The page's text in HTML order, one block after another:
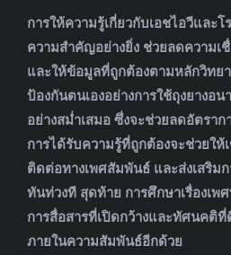
การให้ความรู้เกี่ยวกับเอชไอวีและ
ความสำคัญอย่างยิ่ง ช่วยลดความเ
และให้ข้อมูลที่ถูกต้องตามหลักวิทย
ป้องกันตนเองอย่างการใช้ถุงยางอ
อย่างสม่ำเสมอ ซึ่งจะช่วยลดอัตรา
การได้รับความรู้ที่ถูกต้องจะช่วยให้
ติดต่อทางเพศสัมพันธ์ และส่งเสริมก
ทันท่วงที สุดท้าย การศึกษาเรื่องเพ
การสื่อสารที่เปิดกว้างและทัศนคติ
ภายในความสัมพันธ์อีกด้วย